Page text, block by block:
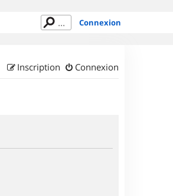
Connexion
Connexion
Inscription